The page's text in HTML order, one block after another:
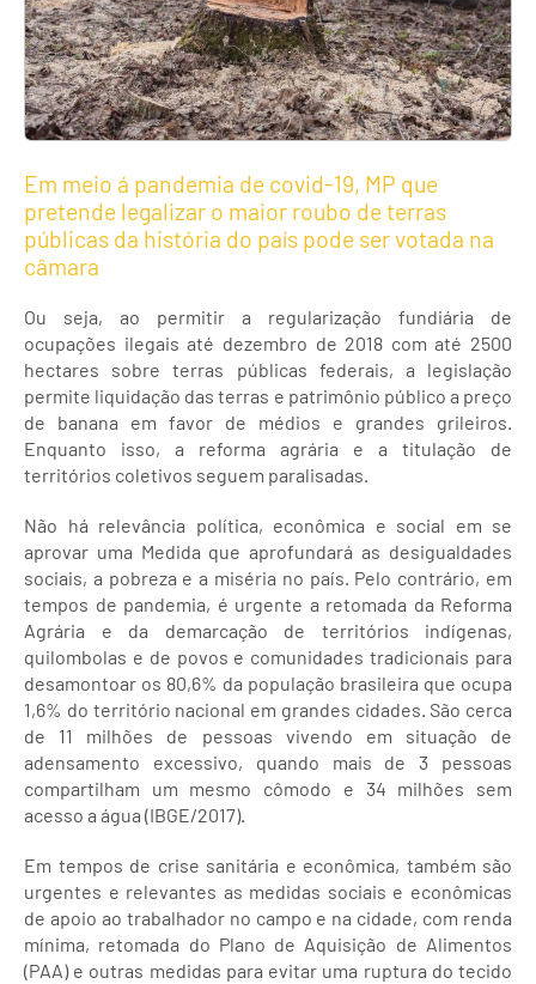
Em meio á pandemia de covid-19, MP que
pretende legalizar o maior roubo de terras
públicas da história do país pode ser votada na
câmara
Ou seja, ao permitir a regularização fundiária de
ocupações ilegais até dezembro de 2018 com até 2500
hectares sobre terras públicas federais, a legislação
permite liquidação das terras e patrimônio público a preço
de banana em favor de médios e grandes grileiros.
Enquanto isso, a reforma agrária e a titulação de
territórios coletivos seguem paralisadas.
Não há relevância política, econômica e social em se
aprovar uma Medida que aprofundará as desigualdades
sociais, a pobreza e a miséria no país. Pelo contrário, em
tempos de pandemia, é urgente a retomada da Reforma
Agrária e da demarcação de territórios indígenas,
quilombolas e de povos e comunidades tradicionais para
desamontoar os 80,6% da população brasileira que ocupa
1,6% do território nacional em grandes cidades. São cerca
de 11 milhões de pessoas vivendo em situação de
adensamento excessivo, quando mais de 3 pessoas
compartilham um mesmo cômodo e 34 milhões sem
acesso a água (IBGE/2017).
Em tempos de crise sanitária e econômica, também são
urgentes e relevantes as medidas sociais e econômicas
de apoio ao trabalhador no campo e na cidade, com renda
mínima, retomada do Plano de Aquisição de Alimentos
(PAA) e outras medidas para evitar uma ruptura do tecido